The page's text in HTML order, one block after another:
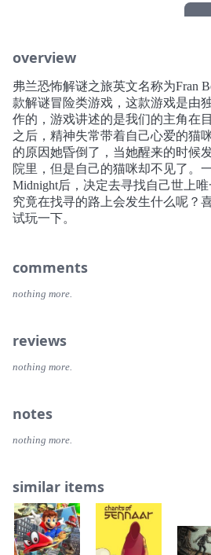
overview
弗兰恐怖解谜之旅英文名称为Fran
款解谜冒险类游戏，这款游戏是由
作的，游戏讲述的是我们的主角在
之后，精神失常带着自己心爱的猫
的原因她昏倒了，当她醒来的时候
院里，但是自己的猫咪却不见了。
Midnight后，决定去寻找自己世上唯
究竟在找寻的路上会发生什么呢？
试玩一下。
comments
nothing more.
reviews
nothing more.
notes
nothing more.
similar items